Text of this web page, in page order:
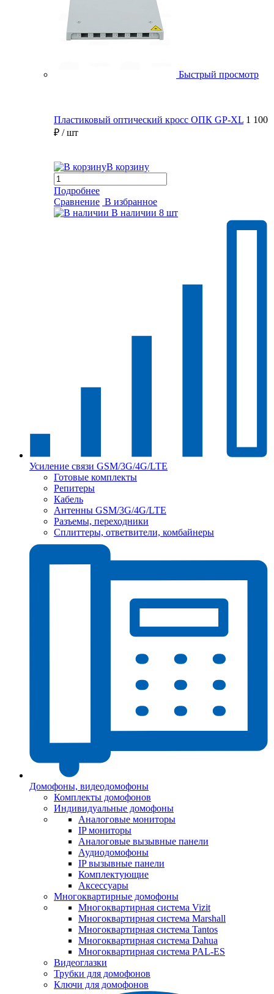
Быстрый просмотр
Пластиковый оптический кросс ОПК GP-XL 1 100
₽ / шт
В корзину
Подробнее
Сравнение В избранное
В наличии 8 шт
Усиление связи GSM/3G/4G/LTE
Готовые комплекты
Репитеры
Кабель
Антенны GSM/3G/4G/LTE
Разъемы, переходники
Сплиттеры, ответвители, комбайнеры
Домофоны, видеодомофоны
Комплекты домофонов
Индивидуальные домофоны
Аналоговые мониторы
IP мониторы
Аналоговые вызывные панели
Аудиодомофоны
IP вызывные панели
Комплектующие
Аксессуары
Многоквартирные домофоны
Многоквартирная система Vizit
Многоквартирная система Marshall
Многоквартирная система Tantos
Многоквартирная система Dahua
Многоквартирная система PAL-ES
Видеоглазки
Трубки для домофонов
Ключи для домофонов